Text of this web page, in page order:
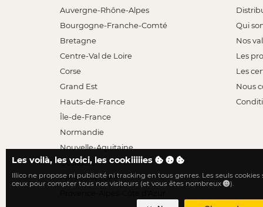
Auvergne-Rhône-Alpes
Bourgogne-Franche-Comté
Bretagne
Centre-Val de Loire
Corse
Grand Est
Hauts-de-France
Île-de-France
Normandie
Nouvelle-Aquitaine
Occitanie
Pays de la Loire
Qui
Nos
Les
Les
Nous
Les voilà, les voici, les cookiiiiies
Illico ne propose ni publicité ni tracking en tous genres. Les seuls cookies
ceux pour compter tous nos visiteurs (et vous êtes nombreux
).